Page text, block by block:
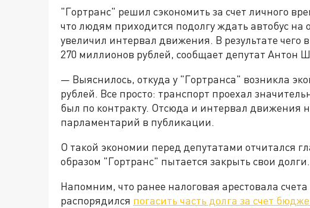
"Гортранс" решил сэкономить за счет личного
что людям приходится подолгу ждать автобус на
увеличил интервал движения. В результате чего
270 миллионов рублей, сообщает депутат Антон
— Выяснилось, откуда у "Гортранса" возникла
рублей. Все просто: транспорт проехал
был по контракту. Отсюда и интервал движения
парламентарий в публикации.
О такой экономии перед депутатами отчитался
образом "Гортранс" пытается закрыть свои долги.
Напомним, что ранее налоговая арестовала
распорядился погасить часть долга за счет